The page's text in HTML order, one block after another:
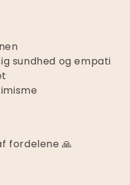
sundhed og empati
fordelene 🙏